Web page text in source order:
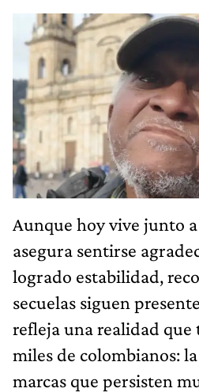
Aunque hoy vive junto
asegura sentirse
logrado estabilidad,
secuelas siguen
refleja una realidad que
miles de colombianos:
marcas que persisten